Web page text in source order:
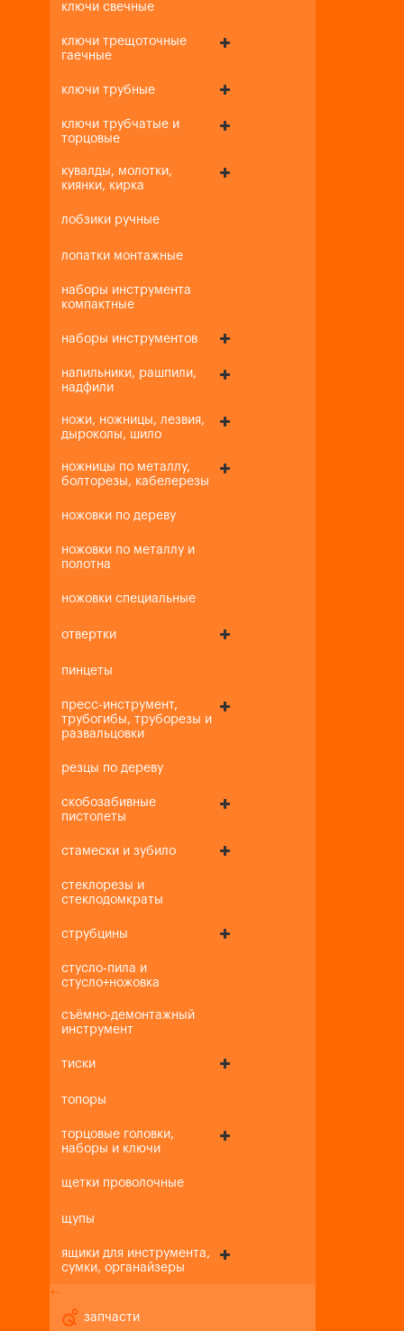
ключи свечные
ключи трещоточные
гаечные
ключи трубные
ключи трубчатые и
торцовые
кувалды, молотки,
киянки, кирка
лобзики ручные
лопатки монтажные
наборы инструмента
компактные
наборы инструментов
напильники, рашпили,
надфили
ножи, ножницы, лезвия,
дыроколы, шило
ножницы по металлу,
болторезы, кабелерезы
ножовки по дереву
ножовки по металлу и
полотна
ножовки специальные
отвертки
пинцеты
пресс-инструмент,
трубогибы, труборезы и
развальцовки
резцы по дереву
скобозабивные
пистолеты
стамески и зубило
стеклорезы и
стеклодомкраты
струбцины
стусло-пила и
стусло+ножовка
съёмно-демонтажный
инструмент
тиски
топоры
торцовые головки,
наборы и ключи
щетки проволочные
щупы
ящики для инструмента,
сумки, органайзеры
+-
запчасти